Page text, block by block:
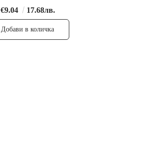
€9.04 17.68лв.